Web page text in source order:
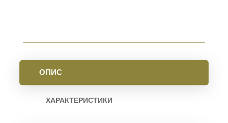
ОПИС
ХАРАКТЕРИСТИКИ